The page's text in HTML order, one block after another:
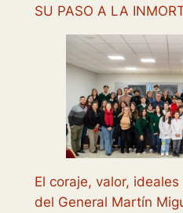
SU PASO A LA
El coraje, valor,
del General Martín